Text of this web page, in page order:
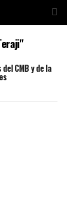
CMB y de la